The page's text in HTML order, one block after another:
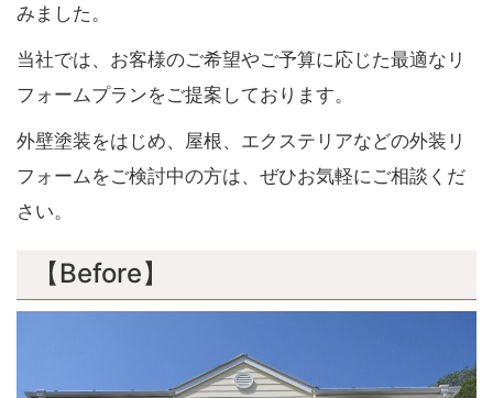
みました。
当社では、お客様のご希望やご予算に応じた最適なリ
フォームプランをご提案しております。
外壁塗装をはじめ、屋根、エクステリアなどの外装リ
フォームをご検討中の方は、ぜひお気軽にご相談くだ
さい。
【Before】